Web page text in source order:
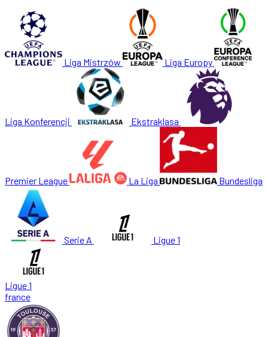
Liga Mistrzów Liga Europy
Liga Konferencji Ekstraklasa
Premier League La Liga Bundesliga
Serie A Ligue 1
Ligue 1
france